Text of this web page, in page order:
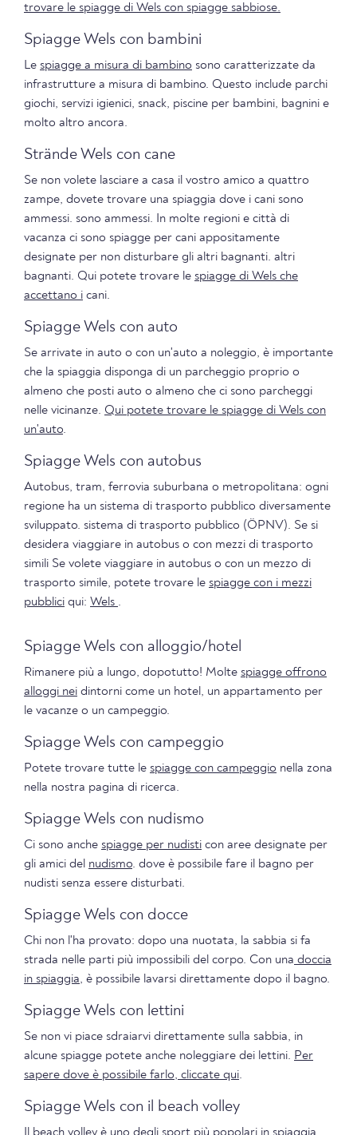
trovare le spiagge di Wels con spiagge sabbiose.
Spiagge Wels con bambini
Le spiagge a misura di bambino sono caratterizzate da
infrastrutture a misura di bambino. Questo include parchi
giochi, servizi igienici, snack, piscine per bambini, bagnini e
molto altro ancora.
Strände Wels con cane
Se non volete lasciare a casa il vostro amico a quattro
zampe, dovete trovare una spiaggia dove i cani sono
ammessi. sono ammessi. In molte regioni e città di
vacanza ci sono spiagge per cani appositamente
designate per non disturbare gli altri bagnanti. altri
bagnanti. Qui potete trovare le spiagge di Wels che
accettano i cani.
Spiagge Wels con auto
Se arrivate in auto o con un'auto a noleggio, è importante
che la spiaggia disponga di un parcheggio proprio o
almeno che posti auto o almeno che ci sono parcheggi
nelle vicinanze. Qui potete trovare le spiagge di Wels con
un'auto.
Spiagge Wels con autobus
Autobus, tram, ferrovia suburbana o metropolitana: ogni
regione ha un sistema di trasporto pubblico diversamente
sviluppato. sistema di trasporto pubblico (ÖPNV). Se si
desidera viaggiare in autobus o con mezzi di trasporto
simili Se volete viaggiare in autobus o con un mezzo di
trasporto simile, potete trovare le spiagge con i mezzi
pubblici qui: Wels .
Spiagge Wels con alloggio/hotel
Rimanere più a lungo, dopotutto! Molte spiagge offrono
alloggi nei dintorni come un hotel, un appartamento per
le vacanze o un campeggio.
Spiagge Wels con campeggio
Potete trovare tutte le spiagge con campeggio nella zona
nella nostra pagina di ricerca.
Spiagge Wels con nudismo
Ci sono anche spiagge per nudisti con aree designate per
gli amici del nudismo. dove è possibile fare il bagno per
nudisti senza essere disturbati.
Spiagge Wels con docce
Chi non l'ha provato: dopo una nuotata, la sabbia si fa
strada nelle parti più impossibili del corpo. Con una doccia
in spiaggia, è possibile lavarsi direttamente dopo il bagno.
Spiagge Wels con lettini
Se non vi piace sdraiarvi direttamente sulla sabbia, in
alcune spiagge potete anche noleggiare dei lettini. Per
sapere dove è possibile farlo, cliccate qui.
Spiagge Wels con il beach volley
Il beach volley è uno degli sport più popolari in spiaggia.